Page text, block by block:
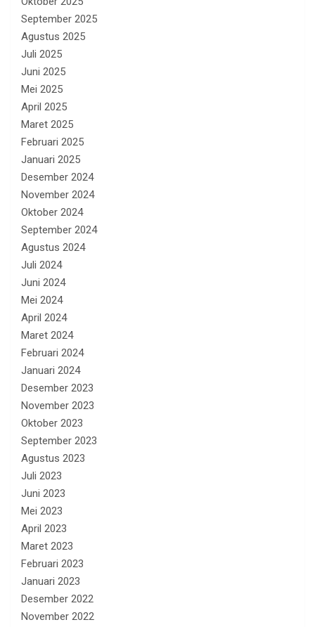
September 2025
Agustus 2025
Juli 2025
Juni 2025
Mei 2025
April 2025
Maret 2025
Februari 2025
Januari 2025
Desember 2024
November 2024
Oktober 2024
September 2024
Agustus 2024
Juli 2024
Juni 2024
Mei 2024
April 2024
Maret 2024
Februari 2024
Januari 2024
Desember 2023
November 2023
Oktober 2023
September 2023
Agustus 2023
Juli 2023
Juni 2023
Mei 2023
April 2023
Maret 2023
Februari 2023
Januari 2023
Desember 2022
November 2022